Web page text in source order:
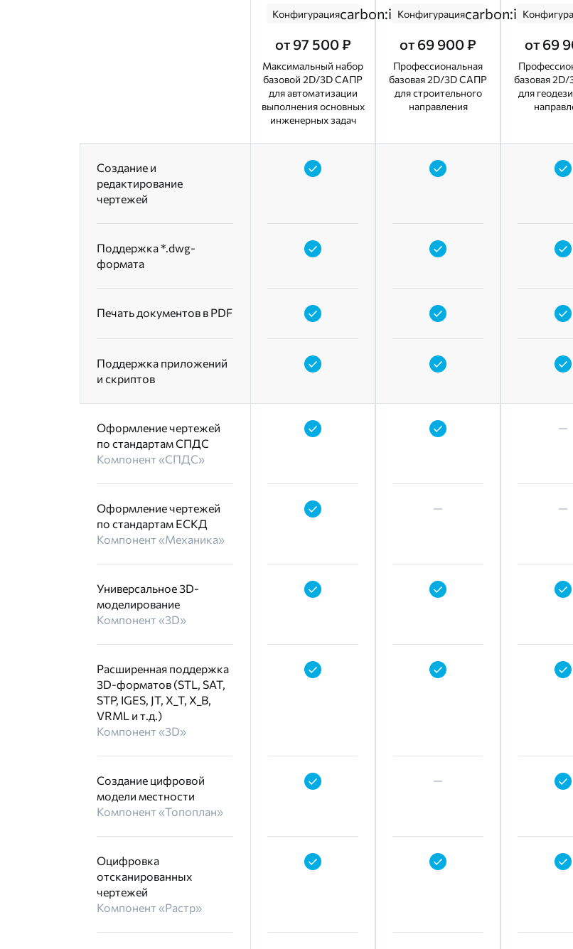
Конфигурацияcarbon:information
от 97 500 ₽
Максимальный набор
базовой 2D/3D САПР
для автоматизации
выполнения основных
инженерных задач
Конфигурация
от 69 900 ₽
Профессиональная
базовая 2D/3D САПР
для строительного
направления
от 69
базовая
для
Создание и
редактирование
чертежей
Поддержка *.dwg-
формата
Печать документов в PDF
Поддержка приложений
и скриптов
Оформление чертежей
по стандартам СПДС
Компонент «СПДС»
Оформление чертежей
по стандартам ЕСКД
Компонент «Механика»
Универсальное 3D-
моделирование
Компонент «3D»
Расширенная поддержка
3D-форматов (STL, SAT,
STP, IGES, JT, X_T, X_B,
VRML и т.д.)
Компонент «3D»
Создание цифровой
модели местности
Компонент «Топоплан»
Оцифровка
отсканированных
чертежей
Компонент «Растр»